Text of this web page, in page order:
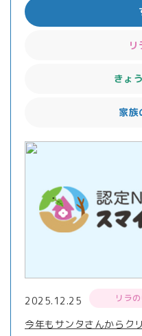
リ
きょ
家族
2025.12.25 リラ
今年もサンタさんからク